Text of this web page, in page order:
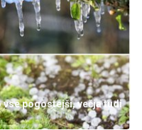
pogostejši, večja tudi